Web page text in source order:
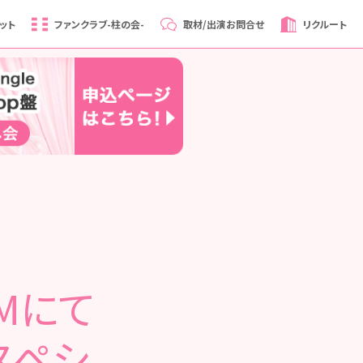
ト ファンクラブ-柱の会- 取材/出演お問合せ リクルート
にて